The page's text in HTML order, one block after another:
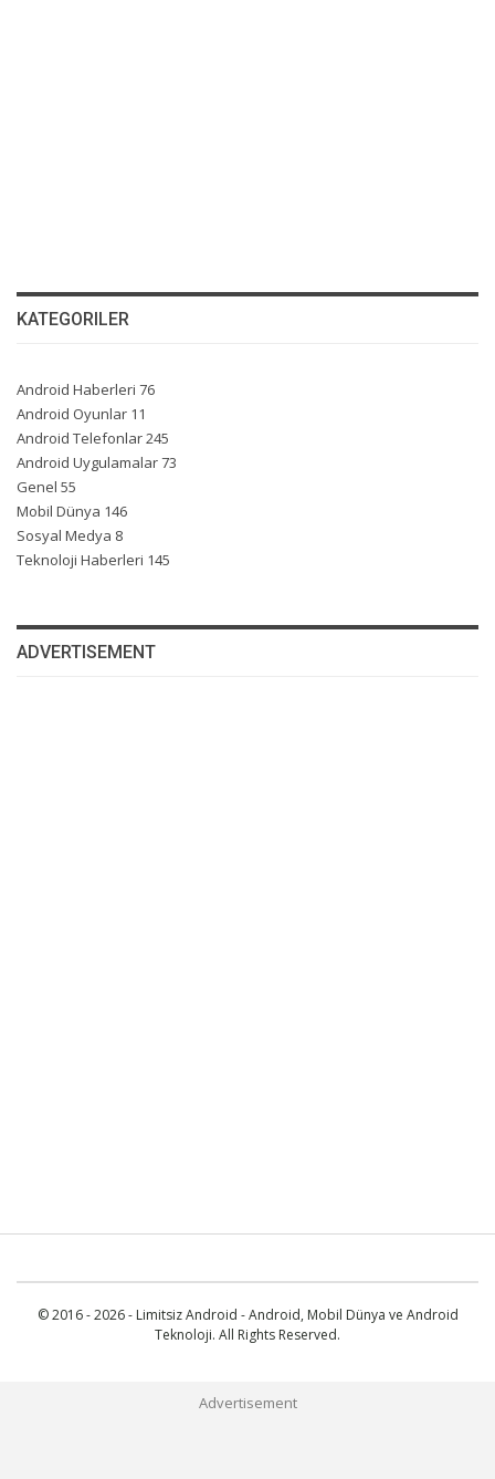
KATEGORILER
Android Haberleri 76
Android Oyunlar 11
Android Telefonlar245
Android Uygulamalar73
Genel 55
Mobil Dünya 146
Sosyal Medya 8
Teknoloji Haberleri 145
ADVERTISEMENT
© 2016 - 2026 - Limitsiz Android - Android, Mobil Dünya ve Android
Teknoloji. All Rights Reserved.
Advertisement